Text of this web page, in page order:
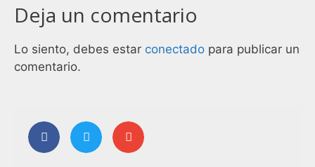
Deja un comentario
Lo siento, debes estar conectado para publicar un
comentario.